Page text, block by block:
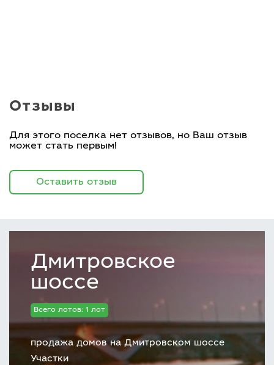
Отзывы
Для этого поселка нет отзывов, но Ваш отзыв
может стать первым!
Оставить отзыв
Дмитровское
шоссе
Всего лотов: 1 лот
продажа домов на Дмитровском шоссе
Участки